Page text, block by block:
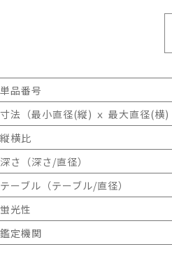
単品番号
寸法（最小直径(縦) ｘ 最大直径(横)
縦横比
深さ（深さ/直径）
テーブル（テーブル/直径）
蛍光性
鑑定機関